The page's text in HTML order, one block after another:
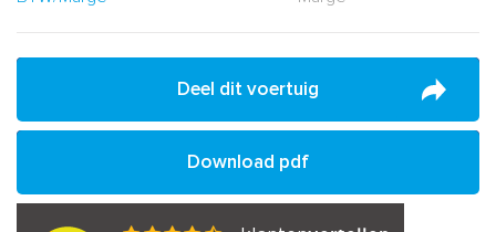
Deel dit voertuig
Download pdf